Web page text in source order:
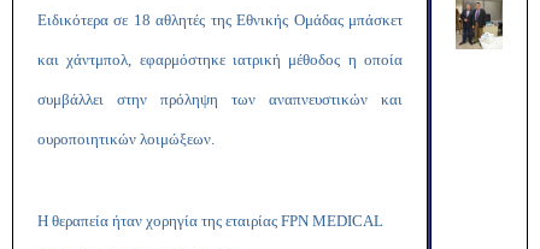
Ειδικότερα σε 18 αθλητές της Εθνικής Ομάδας μπάσκετ
και χάντμπολ, εφαρμόστηκε ιατρική μέθοδος η οποία
συμβάλλει στην πρόληψη των αναπνευστικών και
ουροποιητικών λοιμώξεων.
Η θεραπεία ήταν χορηγία της εταιρίας FPN MEDICAL